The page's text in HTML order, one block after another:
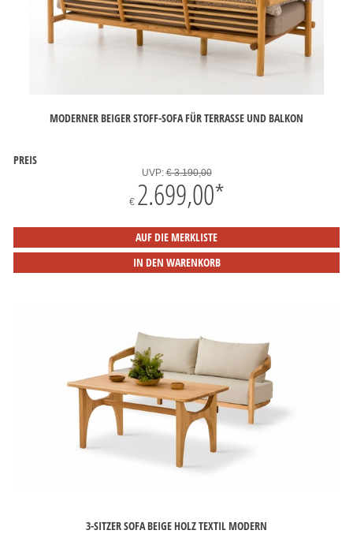
MODERNER BEIGER STOFF-SOFA FÜR TERRASSE UND BALKON
PREIS
UVP:€ 3.190,00
€ 2.699,00*
AUF DIE MERKLISTE
IN DEN WARENKORB
3-SITZER SOFA BEIGE HOLZ TEXTIL MODERN